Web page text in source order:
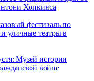
Хопкинса
фестиваль по
уличные театры в
Музей истории
войне